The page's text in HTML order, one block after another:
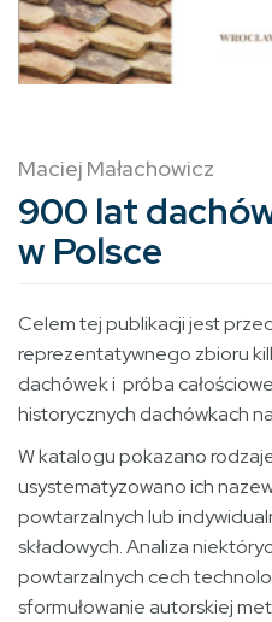
Maciej Małachowicz
900 lat
w Polsce
Celem tej publikacji jest
reprezentatywnego zbioru
dachówek i próba
historycznych dachówkach
W katalogu pokazano
usystematyzowano ich
powtarzalnych lub
składowych. Analiza
powtarzalnych cech
sformułowanie autorskiej